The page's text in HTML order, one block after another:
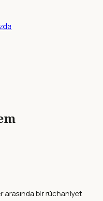
arasında bir rüchaniyet